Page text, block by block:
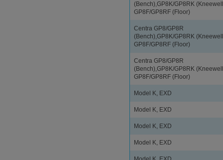
(Bench),GP8K/GP8RK
GP8F/GP8RF (Floor)
Centra GP8/GP8R
(Bench),GP8K/GP8RK
GP8F/GP8RF (Floor)
Centra GP8/GP8R
(Bench),GP8K/GP8RK
GP8F/GP8RF (Floor)
Model K, EXD
Model K, EXD
Model K, EXD
Model K, EXD